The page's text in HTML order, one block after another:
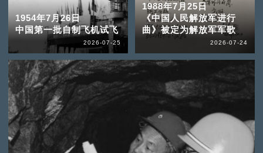
1954年7月26日
中国第一批自制飞机试飞
2026-07-25
1988年7月25日
《中国人民解放军进行
曲》被定为解放军军歌
2026-07-24